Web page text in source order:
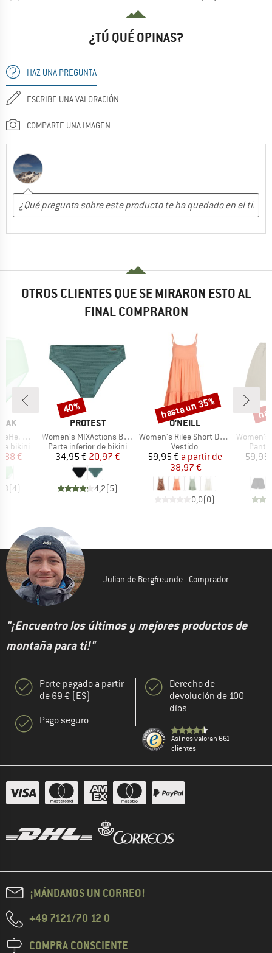
¿TÚ QUÉ OPINAS?
HAZ UNA PREGUNTA
ESCRIBE UNA VALORACIÓN
COMPARTE UNA IMAGEN
OTROS CLIENTES QUE SE MIRARON ESTO AL
FINAL COMPRARON
Waist
bikini
reducido
€
(4)
MARCA
PROTEST
Artículo
Women's MIXActions Bikini Bottom
Product group
Parte inferior de bikini
Precio
34,95 €Precio reducido
20,97 €
4,2(5)
Descuento
40%
MARCA
O'NEILL
Artículo
Women's Rilee Short Dress
Product group
Vestido
Precio
59,95 € Precio reducido
a partir de
38,97 €
0,0(0)
Descuento
hasta un 35%
Artículo
Women's
59,95
Julian de Bergfreunde - Comprador
"¡Encuentro los últimos y mejores productos de
montaña para ti!"
Porte pagado a partir
de 69 € (ES)
Pago seguro
Derecho de
devolución de 100
días
Así nos valoran 661
clientes
¡MÁNDANOS UN CORREO!
+49 7121/70 12 0
COMPRA CONSCIENTE